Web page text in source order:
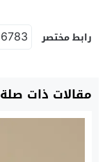
رابط مختصر
مقالات ذات صلة